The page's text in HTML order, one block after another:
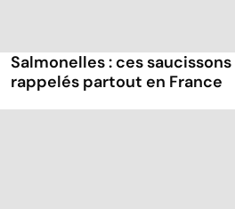
Salmonelles : ces
rappelés partout en France